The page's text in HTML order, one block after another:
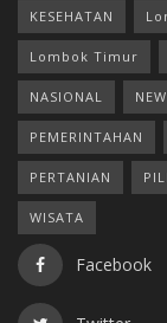
KESEHATAN
Lombok Timur
NASIONAL
PEMERINTAHAN
PERTANIAN
WISATA
Facebook